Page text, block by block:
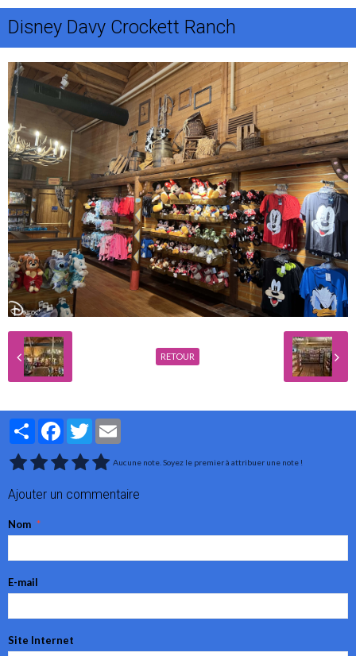
Disney Davy Crockett Ranch
RETOUR
PartagerFacebookTwitter
Aucune note. Soyez le premier à attribuer une note !
Ajouter un commentaire
Nom
E-mail
Site Internet